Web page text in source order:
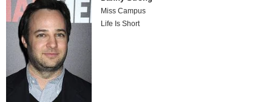
Miss Campus
Life Is Short